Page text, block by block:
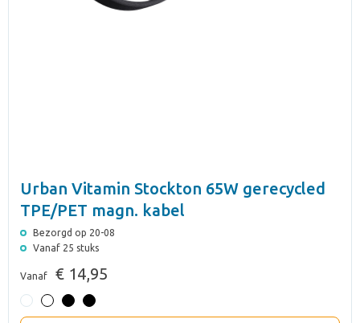
Urban Vitamin Stockton 65W gerecycled
TPE/PET magn. kabel
Bezorgd op 20-08
Vanaf 25 stuks
Vanaf € 14,95